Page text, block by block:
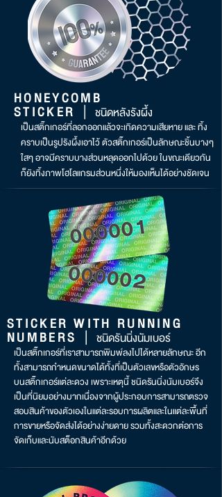
HONEYCOMB
STICKER | ชนิดหลังรังผึ้ง
เป็นสติ๊กเกอร์ที่ลอกออกแล้วจะเกิดความเสียหาย และ ทิ้ง
คราบเป็นรูปรังผึ้งเอาไว้ ตัวสติ๊กเกอร์เป็นลักษณะชิ้นบางๆ
ใสๆ อาจมีคราบบางส่วนหลุดออกไปด้วย ในขณะเดียวกัน
ก็ยังทิ้งภาพโฮโลแกรมส่วนหนึ่งให้มองเห็นได้อย่างชัดเจน
STICKER WITH RUNNING
NUMBERS | ชนิดรันนิ่งนัมเบอร์
เป็นสติ๊กเกอร์ที่เราสามารถพิมพ์ลงไปได้หลายลักษณะ อีก
ทั้งสามารถกำหนดขนาดได้ทั้งที่เป็นตัวเลขหรือตัวอักษร
บนสติ๊กเกอร์แต่ละดวง เพราะเหตุนี้ ชนิดรันนิ่งนัมเบอร์จึง
เป็นที่นิยมอย่างมากเนื่องจากผู้ประกอบการสามารถตรวจ
สอบสินค้าของตัวเองในแต่ละรอบการผลิตและในแต่ละพื้นที่
การขายหรือจัดส่งได้อย่างง่ายดาย รวมทั้งสะดวกต่อการ
จัดเก็บและนับสต็อกสินค้าอีกด้วย